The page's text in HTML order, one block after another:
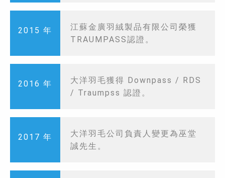
2015 年
江蘇金廣羽絨製品有限公司榮獲
TRAUMPASS認證。
2016 年
大洋羽毛獲得 Downpass / RDS
/ Traumpss 認證。
2017 年
大洋羽毛公司負責人變更為巫堂
誠先生。